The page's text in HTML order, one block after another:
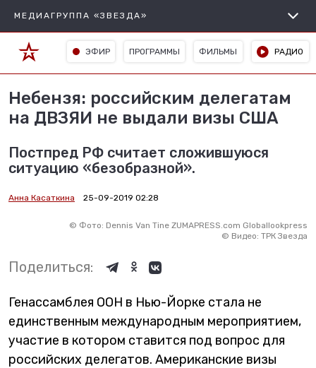
МЕДИАГРУППА «ЗВЕЗДА»
ЭФИР ПРОГРАММЫ ФИЛЬМЫ РАДИО
Небензя: российским делегатам
на ДВЗЯИ не выдали визы США
Постпред РФ считает сложившуюся
ситуацию «безобразной».
Анна Касаткина 25-09-2019 02:28
© Фото: Dennis Van Tine ZUMAPRESS.com Globallookpress
© Видео: ТРК Звезда
Поделиться:
Генассамблея ООН в Нью-Йорке стала не
единственным международным мероприятием,
участие в котором ставится под вопрос для
российских делегатов. Американские визы